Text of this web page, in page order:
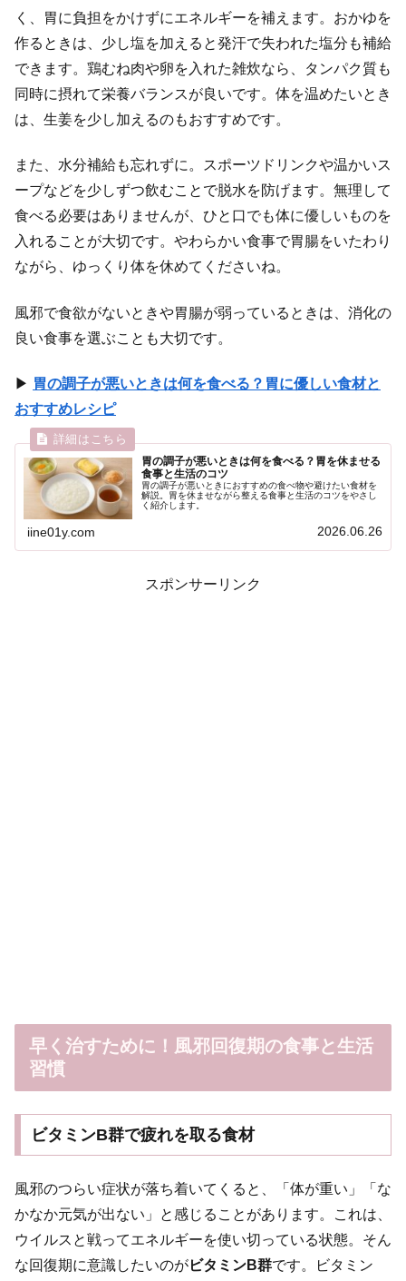
く、胃に負担をかけずにエネルギーを補えます。おかゆを
作るときは、少し塩を加えると発汗で失われた塩分も補給
できます。鶏むね肉や卵を入れた雑炊なら、タンパク質も
同時に摂れて栄養バランスが良いです。体を温めたいとき
は、生姜を少し加えるのもおすすめです。
また、水分補給も忘れずに。スポーツドリンクや温かいス
ープなどを少しずつ飲むことで脱水を防げます。無理して
食べる必要はありませんが、ひと口でも体に優しいものを
入れることが大切です。やわらかい食事で胃腸をいたわり
ながら、ゆっくり体を休めてくださいね。
風邪で食欲がないときや胃腸が弱っているときは、消化の
良い食事を選ぶことも大切です。
▶ 胃の調子が悪いときは何を食べる？胃に優しい食材と
おすすめレシピ
胃の調子が悪いときは何を食べる？胃を休ませる
食事と生活のコツ
胃の調子が悪いときにおすすめの食べ物や避けたい食材を
解説。胃を休ませながら整える食事と生活のコツをやさし
く紹介します。
iine01y.com 2026.06.26
スポンサーリンク
早く治すために！風邪回復期の食事と生活
習慣
ビタミンB群で疲れを取る食材
風邪のつらい症状が落ち着いてくると、「体が重い」「な
かなか元気が出ない」と感じることがあります。これは、
ウイルスと戦ってエネルギーを使い切っている状態。そん
な回復期に意識したいのがビタミンB群です。ビタミン